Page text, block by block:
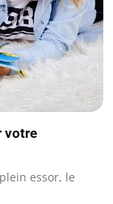
votre
essor, le